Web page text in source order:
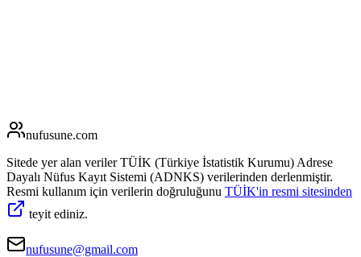
nufusune.com
Sitede yer alan veriler TÜİK (Türkiye İstatistik Kurumu) Adrese
Dayalı Nüfus Kayıt Sistemi (ADNKS) verilerinden derlenmiştir.
Resmi kullanım için verilerin doğruluğunu TÜİK'in resmi sitesinden
teyit ediniz.
nufusune@gmail.com